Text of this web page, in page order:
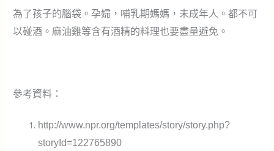
為了孩子的腦袋。孕婦，哺乳期媽媽，未成年人。都不可
以碰酒。麻油雞等含有酒精的料理也要盡量避免。
參考資料：
http://www.npr.org/templates/story/story.php?
storyId=122765890